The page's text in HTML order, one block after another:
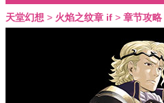
天堂幻想 > 火焰之纹章 if > 章节攻略